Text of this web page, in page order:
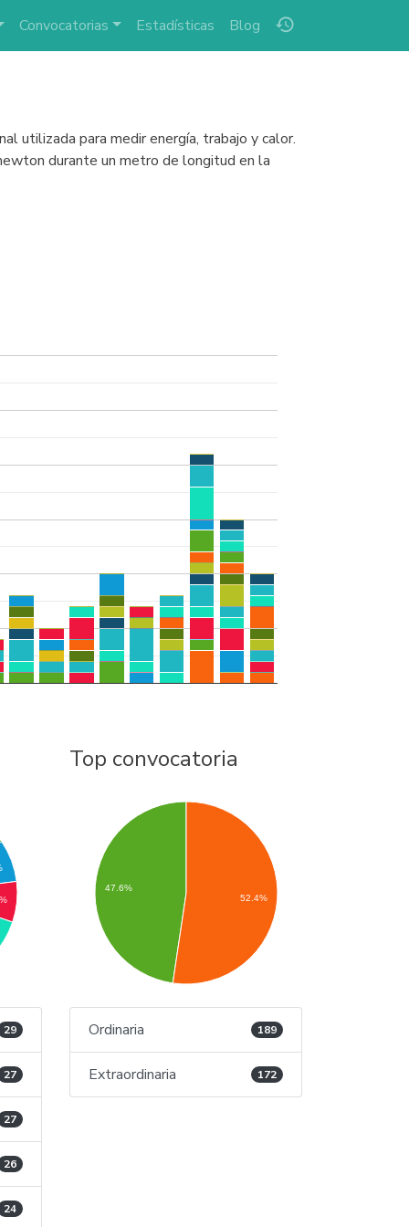
history
Convocatorias Estadísticas Blog
utilizada para medir energía, trabajo y calor.
durante un metro de longitud en la
29
27
27
26
24
Top convocatoria
47.6%
52.4%
Ordinaria 189
Extraordinaria 172